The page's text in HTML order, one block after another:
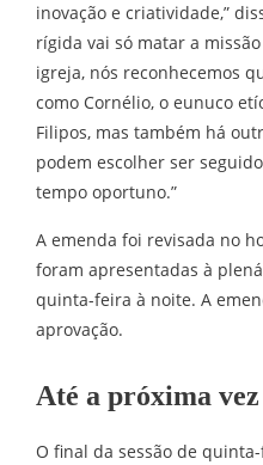
inovação e criatividade,”
rígida vai só matar a
igreja, nós reconhecemos
como Cornélio, o eunuco
Filipos, mas também há
podem escolher ser
tempo oportuno.”
A emenda foi revisada no
foram apresentadas à
quinta-feira à noite. A
aprovação.
Até a próxima vez
O final da sessão de